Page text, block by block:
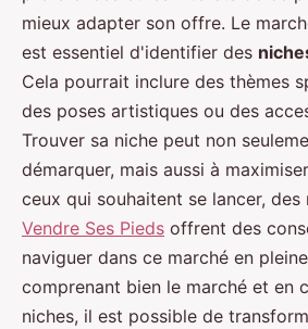
mieux adapter son offre. Le
est essentiel d'identifier des
Cela pourrait inclure des thèmes
des poses artistiques ou des
Trouver sa niche peut non
démarquer, mais aussi à
ceux qui souhaitent se lancer, des
Vendre Ses Pieds offrent des
naviguer dans ce marché en
comprenant bien le marché et en
niches, il est possible de